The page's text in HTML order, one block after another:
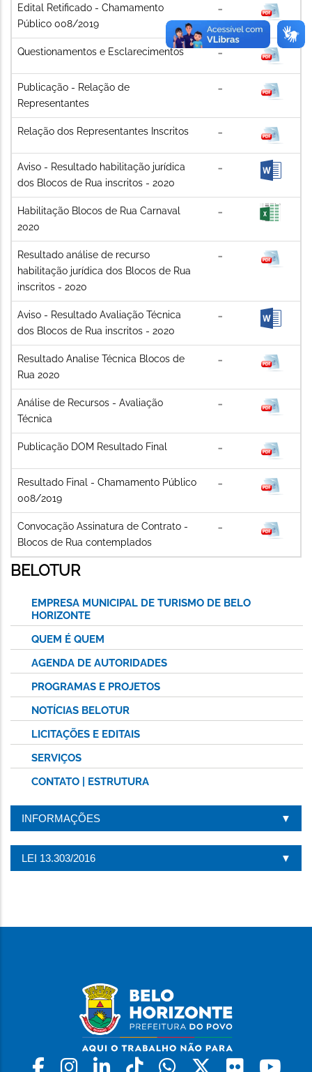
Edital Retificado - Chamamento
Público 008/2019
Questionamentos e Esclarecimentos
Publicação - Relação de
Representantes
Relação dos Representantes Inscritos
Aviso - Resultado habilitação jurídica
dos Blocos de Rua inscritos - 2020
Habilitação Blocos de Rua Carnaval
2020
Resultado análise de recurso
habilitação jurídica dos Blocos de Rua
inscritos - 2020
Aviso - Resultado Avaliação Técnica
dos Blocos de Rua inscritos - 2020
Resultado Analise Técnica Blocos de
Rua 2020
Análise de Recursos - Avaliação
Técnica
Publicação DOM Resultado Final
Resultado Final - Chamamento Público
008/2019
Convocação Assinatura de Contrato -
Blocos de Rua contemplados
BELOTUR
EMPRESA MUNICIPAL DE TURISMO DE BELO
HORIZONTE
QUEM É QUEM
AGENDA DE AUTORIDADES
PROGRAMAS E PROJETOS
NOTÍCIAS BELOTUR
LICITAÇÕES E EDITAIS
SERVIÇOS
CONTATO | ESTRUTURA
INFORMAÇÕES
LEI 13.303/2016
Facebook
Instagram
LinkedinTiktokWhatsapp
X Flickr